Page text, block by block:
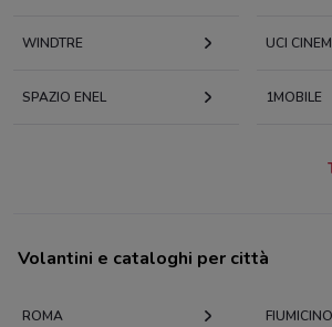
WINDTRE UCI
SPAZIO ENEL 1MOBILE
Volantini e cataloghi per città
ROMA FIUMICINO